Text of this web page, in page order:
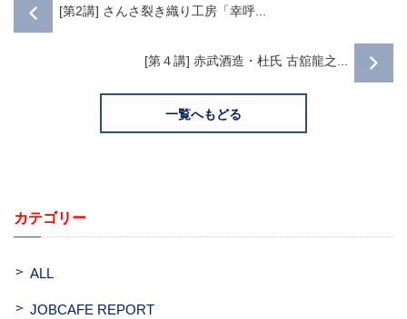
[第2講] さんさ裂き織り工房「幸呼...
[第４講] 赤武酒造・杜氏 古舘龍之...
一覧へもどる
カテゴリー
ALL
JOBCAFE REPORT